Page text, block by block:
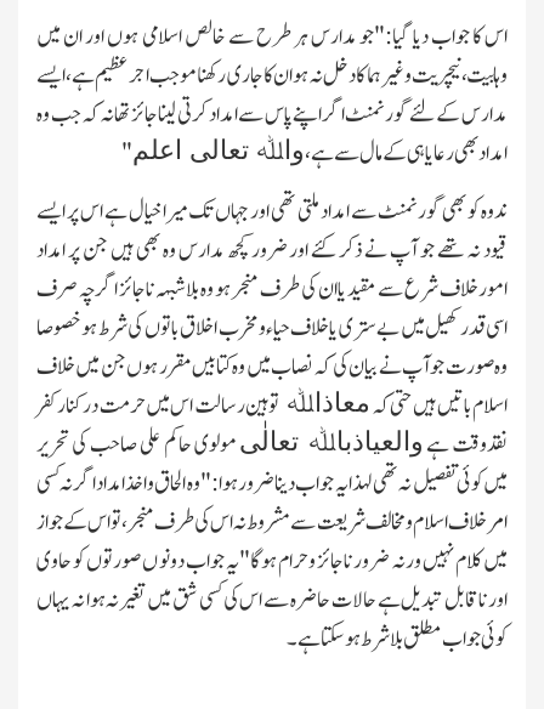
اس کا جواب دیا گیا:"جو مدارس ہر طرح سے خالص اسلامی ہوں اور ان میں
وہابیت،نیچریت وغیرہما کا دخل نہ ہو ان کا جاری رکھنا موجب اجر عظیم ہے،ایسے
مدارس کے لئے گورنمنٹ اگر اپنے پاس سے امداد کرتی لینا جائز تھا نہ کہ جب وہ
امداد بھی رعایا ہی کے مال سے ہے،واﷲ تعالی اعلم"
ندوہ کو بھی گورنمنٹ سے امداد ملتی تھی اور جہاں تك میرا خیال ہے اس پر ایسے
قیود نہ تھے جو آپ نے ذکر کئے اور ضرور کچھ مدارس وہ بھی ہیں جن پر امداد
امورخلاف شرع سے مقید یاان کی طرف منجر ہو وہ بلاشبہہ ناجائز اگرچہ صرف
اسی قدر کھیل میں بے ستری یاخلاف حیاء ومخرب اخلاق باتوں کی شرط ہو خصوصا
وہ صورت جو آپ نے بیان کی کہ نصاب میں وہ کتابیں مقرر ہوں جن میں خلاف
اسلام باتیں ہیں حتی کہمعاذاﷲ توہین رسالت اس میں حرمت درکنار کفر
نقدوقت ہےوالعیاذباﷲ تعالٰیمولوی حاکم علی صاحب کی تحریر
میں کوئی تفصیل نہ تھی لہذا یہ جواب دینا ضرور ہوا:"وہ الحاق واخذا مداد اگر نہ کسی
امرخلاف اسلام ومخالف شریعت سے مشروط نہ اس کی طرف منجر،تو اس کے جواز
میں کلام نہیں ورنہ ضرور ناجائز وحرام ہوگا"یہ جواب دونوں صورتوں کو حاوی
اور ناقابل تبدیل ہے حالات حاضرہ سے اس کی کسی شق میں تغیر نہ ہوا نہ یہاں
کوئی جواب مطلق بلاشرط ہوسکتاہے۔